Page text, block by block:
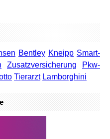
Bentley Kneipp Smart-
Zusatzversicherung
Pkw-
Tierarzt Lamborghini